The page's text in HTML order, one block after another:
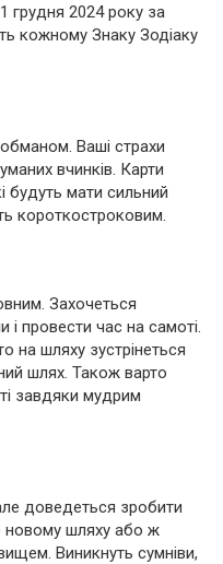
грудня 2024 року за
кожному Знаку Зодіаку
Ваші страхи
вчинків. Карти
будуть мати сильний
короткостроковим.
Захочеться
і провести час на самоті.
на шляху зустрінеться
шлях. Також варто
завдяки мудрим
доведеться зробити
новому шляху або ж
Виникнуть сумніви,